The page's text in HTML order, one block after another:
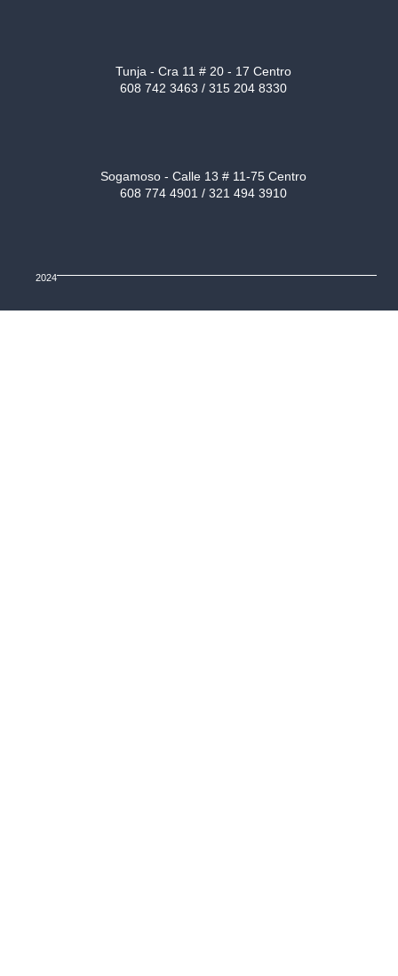
Tunja - Cra 11 # 20 - 17 Centro
608 742 3463 / 315 204 8330
Sogamoso - Calle 13 # 11-75 Centro
608 774 4901 / 321 494 3910
2024